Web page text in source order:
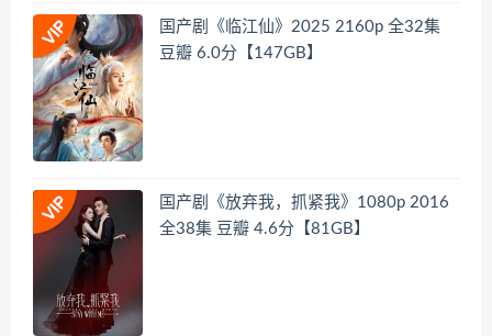
国产剧《临江仙》2025 2160p 全32集
豆瓣 6.0分【147GB】
国产剧《放弃我，抓紧我》1080p 2016
全38集 豆瓣 4.6分【81GB】